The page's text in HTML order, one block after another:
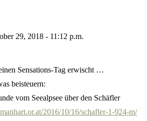
29, 2018 - 11:12 p.m.
Sensations-Tag erwischt …
beisteuern:
vom Seealpsee über den Schäfler
2016/10/16/schafler-1-924-m/